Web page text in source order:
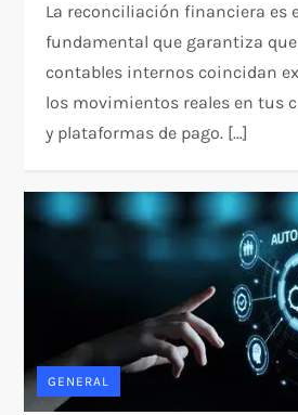
La reconciliación financiera es
fundamental que garantiza
contables internos coincidan
los movimientos reales en tus
y plataformas de pago. […]
GENERAL